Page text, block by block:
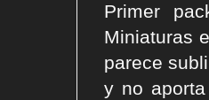
Primer
Miniaturas
parece
y no